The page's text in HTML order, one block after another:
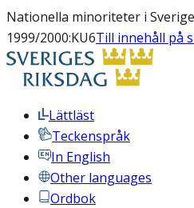
Nationella minoriteter i
1999/2000:KU6Till innehåll på
Lättläst
Teckenspråk
In English
Other languages
Ordbok